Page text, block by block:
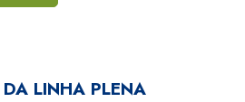
LINHA PLENA